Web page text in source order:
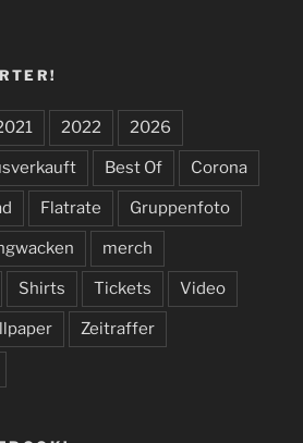
2022 2026
Best Of Corona
Flatrate Gruppenfoto
merch
Shirts Tickets Video
Zeitraffer